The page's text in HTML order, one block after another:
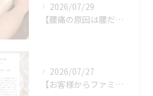
2026/07/29
【腰痛の原因は腰だけじゃない？】
2026/07/27
【お客様からファミリア整体院の口コミをいただきました】